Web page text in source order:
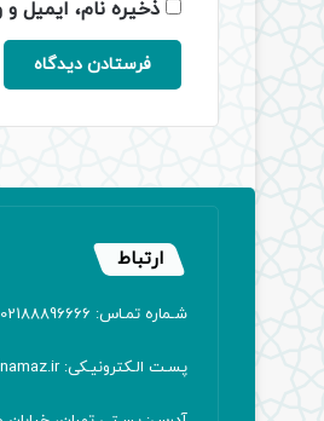
ذخیره نام، ایمیل
ارتباط
شـماره تمـاس: 02188896666 نمابر: 02188905150
پسـت الـکترونیـکی: info[at]namaz.ir